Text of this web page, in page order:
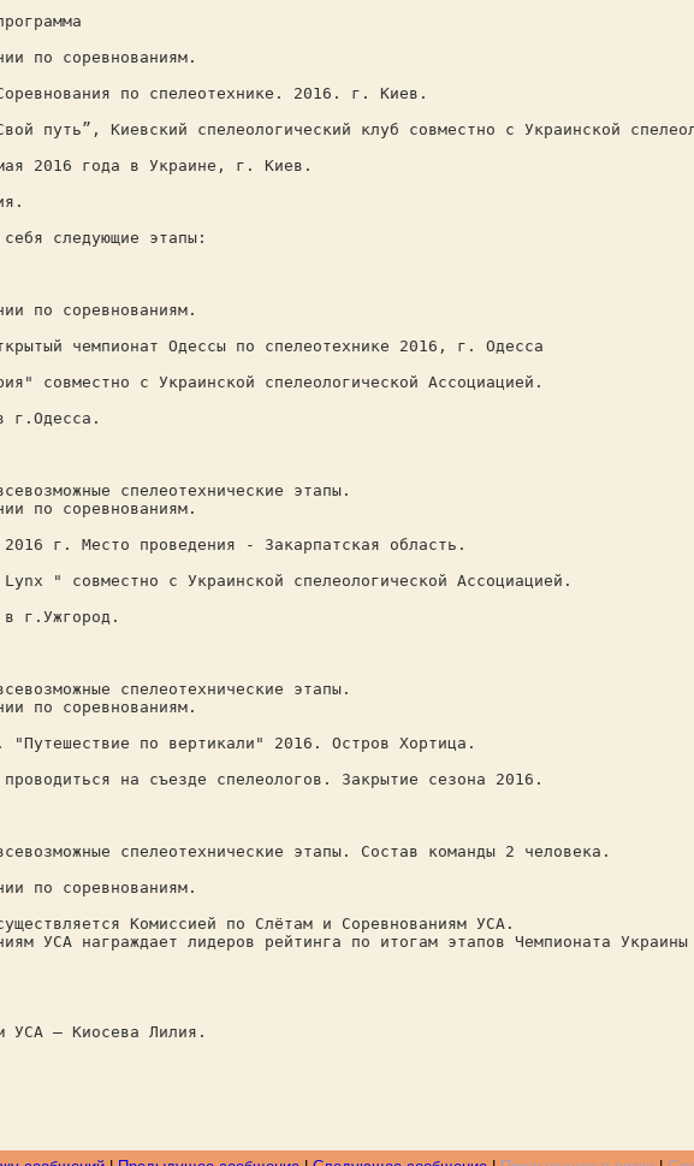
по соревнованиям.
по спелеотехнике. 2016. г. Киев.
путь”, Киевский спелеологический клуб совместно с Украинской
мая 2016 года в Украине, г. Киев.
следующие этапы:
по соревнованиям.
чемпионат Одессы по спелеотехнике 2016, г. Одесса
совместно с Украинской спелеологической Ассоциацией.
г.Одесса.
спелеотехнические этапы.
по соревнованиям.
г. Место проведения - Закарпатская область.
" совместно с Украинской спелеологической Ассоциацией.
в г.Ужгород.
спелеотехнические этапы.
по соревнованиям.
по вертикали" 2016. Остров Хортица.
на съезде спелеологов. Закрытие сезона 2016.
спелеотехнические этапы. Состав команды 2 человека.
по соревнованиям.
Комиссией по Слётам и Соревнованиям УСА.
УСА награждает лидеров рейтинга по итогам этапов Чемпионата
УСА – Киосева Лилия.